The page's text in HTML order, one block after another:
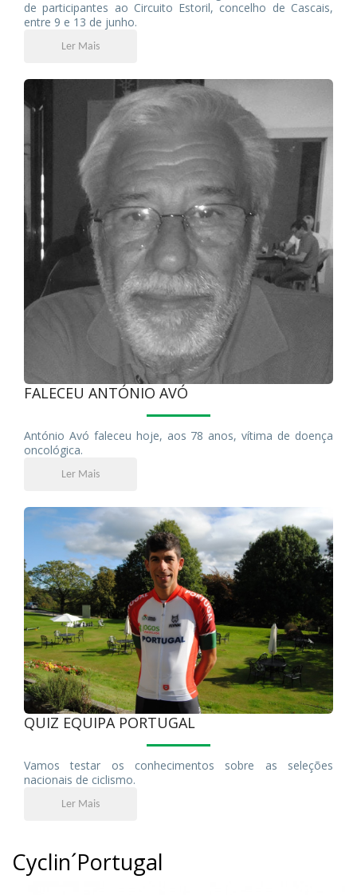
de participantes ao Circuito Estoril, concelho de Cascais,
entre 9 e 13 de junho.
Ler Mais
FALECEU ANTÓNIO AVÓ
António Avó faleceu hoje, aos 78 anos, vítima de doença
oncológica.
Ler Mais
QUIZ EQUIPA PORTUGAL
Vamos testar os conhecimentos sobre as seleções
nacionais de ciclismo.
Ler Mais
Cyclin´Portugal